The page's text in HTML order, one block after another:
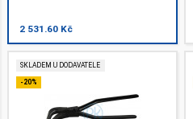
2 531.60 Kč
SKLADEM U DODAVATELE
-20%